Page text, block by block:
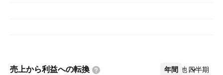
売上から利益への転換 年間 四半期
その他